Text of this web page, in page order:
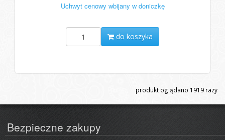
Uchwyt cenowy wbijany w doniczkę
do koszyka
produkt oglądano 1919 razy
Bezpieczne zakupy